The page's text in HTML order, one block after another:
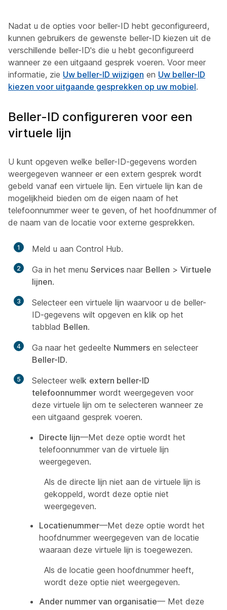
Nadat u de opties voor beller-ID hebt geconfigureerd,
kunnen gebruikers de gewenste beller-ID kiezen uit de
verschillende beller-ID's die u hebt geconfigureerd
wanneer ze een uitgaand gesprek voeren. Voor meer
informatie, zie Uw beller-ID wijzigen en Uw beller-ID
kiezen voor uitgaande gesprekken op uw mobiel.
Beller-ID configureren voor een
virtuele lijn
U kunt opgeven welke beller-ID-gegevens worden
weergegeven wanneer er een extern gesprek wordt
gebeld vanaf een virtuele lijn. Een virtuele lijn kan de
mogelijkheid bieden om de eigen naam of het
telefoonnummer weer te geven, of het hoofdnummer of
de naam van de locatie voor externe gesprekken.
1 Meld u aan Control Hub.
2 Ga in het menu Services naar Bellen > Virtuele
lijnen.
3
Selecteer een virtuele lijn waarvoor u de beller-
ID-gegevens wilt opgeven en klik op het
tabblad Bellen.
4 Ga naar het gedeelte Nummers en selecteer
Beller-ID.
5 Selecteer welk extern beller-ID
telefoonnummer wordt weergegeven voor
deze virtuele lijn om te selecteren wanneer ze
een uitgaand gesprek voeren.
Directe lijn—Met deze optie wordt het
telefoonnummer van de virtuele lijn
weergegeven.
Als de directe lijn niet aan de virtuele lijn is
gekoppeld, wordt deze optie niet
weergegeven.
Locatienummer—Met deze optie wordt het
hoofdnummer weergegeven van de locatie
waaraan deze virtuele lijn is toegewezen.
Als de locatie geen hoofdnummer heeft,
wordt deze optie niet weergegeven.
Ander nummer van organisatie— Met deze